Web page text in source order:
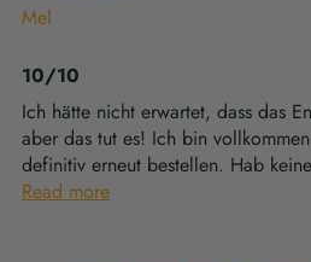
Mel
10/10
Ich hätte nicht erwartet, dass das
aber das tut es! Ich bin
definitiv erneut bestellen. Hab
Read more